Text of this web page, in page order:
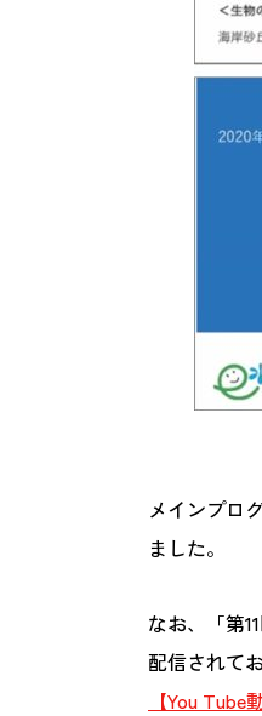
メインプロ
ました。
なお、「第
配信されて
【You Tube